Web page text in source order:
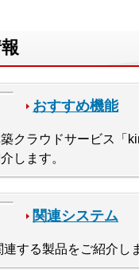
おすすめ機能
クラウドサービス「
します。
関連システム
連する製品をご紹介し